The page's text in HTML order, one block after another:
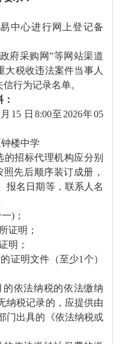
中心进行网上登记备
府采购网”等网站渠道
大税收违法案件当事人
行为记录名单。
月 15 日 8:00至2026年05
楼中学
的招标代理机构应分别
照先后顺序装订成册，
报名日期等，联系人名
)；
证明；
明 ；
证明文件（至少1个）
依法纳税的依法缴纳
纳税记录的，应提供由
门出具的《依法纳税或